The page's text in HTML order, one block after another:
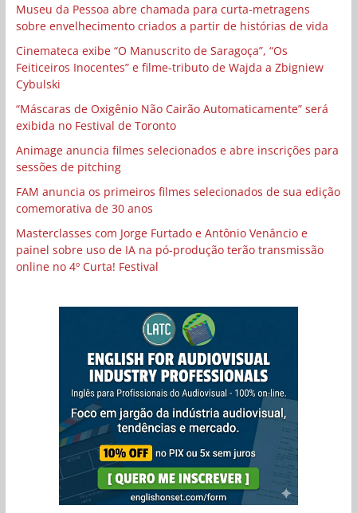
Museu da Pessoa abre chamada para curta-metragens
sobre envelhecimento criados a partir de histórias de vida
Cinemateca exibe “O Manuscrito de Saragoça”, “Os
Feiticeiros Inocentes” e filme-tributo de Wajda a Zbigniew
Cybulski
“Máscaras de Oxigênio Não Cairão Automaticamente” será
exibida no Festival de Toronto
Animage anuncia filmes selecionados e abre inscrições para
sessões de pitching
FAM anuncia os primeiros filmes selecionados de sua edição
comemorativa de 30 anos
Masterclasses com Jorge Furtado e Antônio Venâncio e
painel sobre uso de IA na pó-produção terão transmissão
online no 4º Curta! Festival